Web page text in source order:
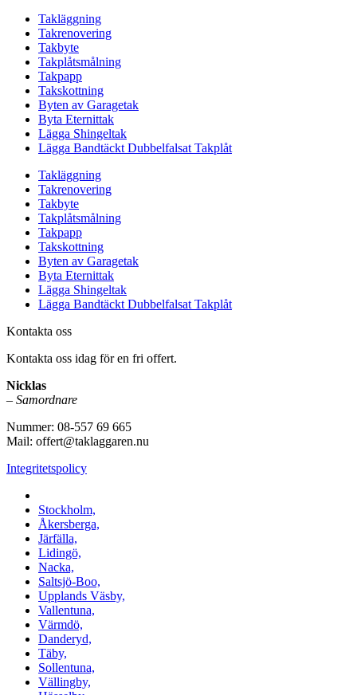
Takläggning
Takrenovering
Takbyte
Takplåtsmålning
Takpapp
Takskottning
Byten av Garagetak
Byta Eternittak
Lägga Shingeltak
Lägga Bandtäckt Dubbelfalsat Takplåt
Takläggning
Takrenovering
Takbyte
Takplåtsmålning
Takpapp
Takskottning
Byten av Garagetak
Byta Eternittak
Lägga Shingeltak
Lägga Bandtäckt Dubbelfalsat Takplåt
Kontakta oss
Kontakta oss idag för en fri offert.
Nicklas
– Samordnare
Nummer: 08-557 69 665
Mail: offert@taklaggaren.nu
Integritetspolicy
Stockholm,
Åkersberga,
Järfälla,
Lidingö,
Nacka,
Saltsjö-Boo,
Upplands Väsby,
Vallentuna,
Värmdö,
Danderyd,
Täby,
Sollentuna,
Vällingby,